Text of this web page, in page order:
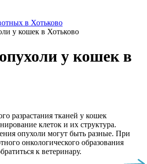
в Хотьково
у кошек в Хотьково
у кошек в
разрастания тканей у кошек
клеток и их структура.
опухоли могут быть разные. При
онкологического образования
к ветеринару.